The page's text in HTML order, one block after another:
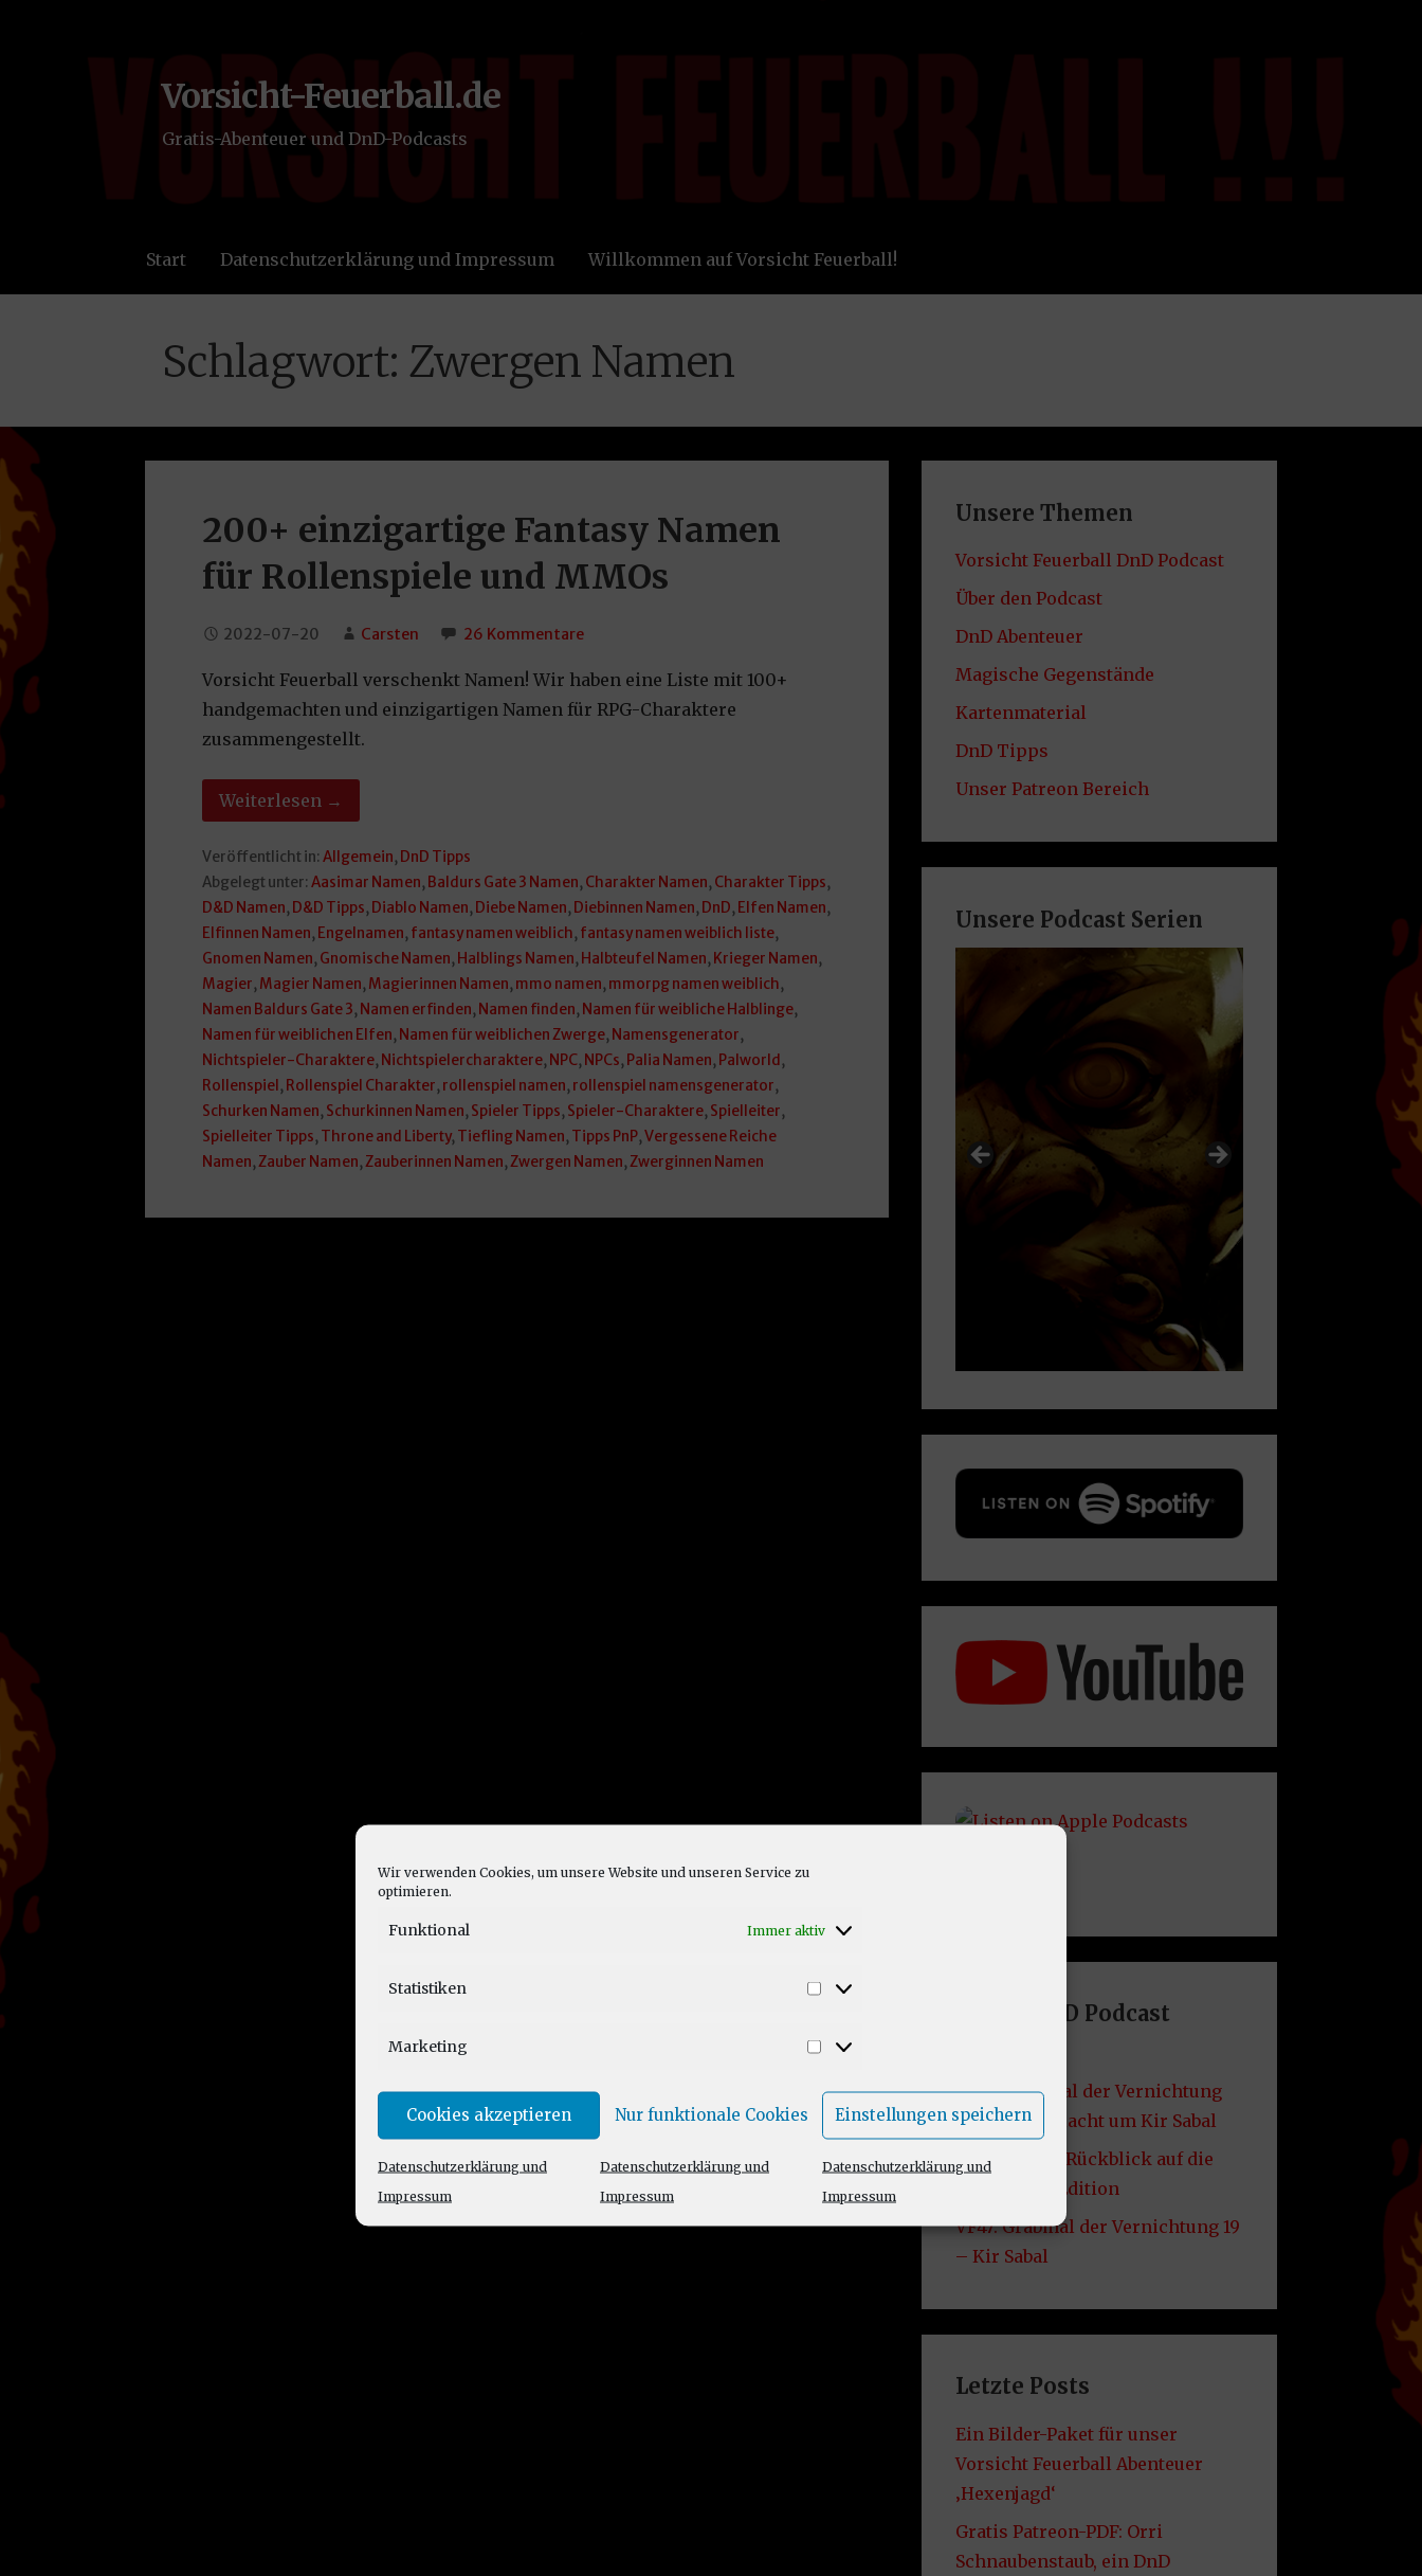
Wir verwenden Cookies, um unsere Website und unseren Service zu
optimieren.
Funktional Immer aktiv
Statistiken
Marketing
Cookies akzeptieren Nur funktionale Cookies Einstellungen speichern
Datenschutzerklärung und
Impressum
Datenschutzerklärung und
Impressum
Datenschutzerklärung und
Impressum
Vorsicht-Feuerball.de
Gratis-Abenteuer und DnD-Podcasts
Start Datenschutzerklärung und Impressum Willkommen auf Vorsicht Feuerball!
Schlagwort: Zwergen Namen
200+ einzigartige Fantasy Namen
für Rollenspiele und MMOs
2022-07-20 Carsten 26 Kommentare
Vorsicht Feuerball verschenkt Namen! Wir haben eine Liste mit 100+
handgemachten und einzigartigen Namen für RPG-Charaktere
zusammengestellt.
Weiterlesen →
Veröffentlicht in:Allgemein, DnD Tipps
Abgelegt unter:Aasimar Namen, Baldurs Gate 3 Namen, Charakter Namen, Charakter Tipps,
D&D Namen, D&D Tipps, Diablo Namen, Diebe Namen, Diebinnen Namen, DnD, Elfen Namen,
Elfinnen Namen, Engelnamen, fantasy namen weiblich, fantasy namen weiblich liste,
Gnomen Namen, Gnomische Namen, Halblings Namen, Halbteufel Namen, Krieger Namen,
Magier, Magier Namen, Magierinnen Namen, mmo namen, mmorpg namen weiblich,
Namen Baldurs Gate 3, Namen erfinden, Namen finden, Namen für weibliche Halblinge,
Namen für weiblichen Elfen, Namen für weiblichen Zwerge, Namensgenerator,
Nichtspieler-Charaktere, Nichtspielercharaktere, NPC, NPCs, Palia Namen, Palworld ,
Rollenspiel , Rollenspiel Charakter, rollenspiel namen, rollenspiel namensgenerator,
Schurken Namen, Schurkinnen Namen, Spieler Tipps, Spieler-Charaktere, Spielleiter,
Spielleiter Tipps, Throne and Liberty, Tiefling Namen, Tipps PnP,Vergessene Reiche
Namen,Zauber Namen,Zauberinnen Namen,Zwergen Namen,Zwerginnen Namen
Unsere Themen
Vorsicht Feuerball DnD Podcast
Über den Podcast
DnD Abenteuer
Magische Gegenstände
Kartenmaterial
DnD Tipps
Unser Patreon Bereich
Unsere Podcast Serien
Letzte DND Podcast
VF49: Grabmal der Vernichtung
20 – Die Schlacht um Kir Sabal
VF48: Lore – Rückblick auf die
2014er D&D Edition
VF47: Grabmal der Vernichtung 19
– Kir Sabal
Letzte Posts
Ein Bilder-Paket für unser
Vorsicht Feuerball Abenteuer
‚Hexenjagd‘
Gratis Patreon-PDF: Orri
Schnaubenstaub, ein DnD